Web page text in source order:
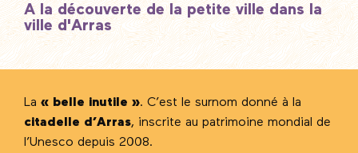
A la découverte de la petite ville dans la
ville d'Arras
La « belle inutile ». C’est le surnom donné à la
citadelle d’Arras, inscrite au patrimoine mondial de
l’Unesco depuis 2008.